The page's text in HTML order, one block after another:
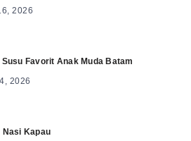
2026
Favorit Anak Muda Batam
2026
Kapau